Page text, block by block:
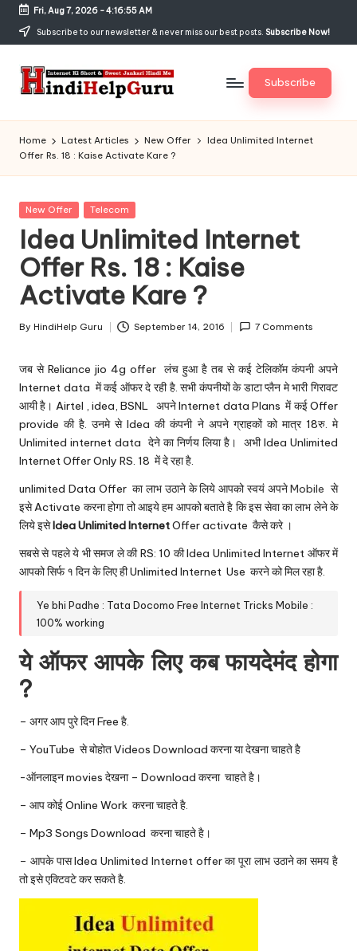
Skip
content
Fri, Aug 7, 2026-4:16:55 AM
Subscribe to our newsletter & never miss our best posts. Subscribe Now!
H
in
di
H
el
p
G
u
r
u.
c
o
m
Jankari
Hindi
me
Subscribe
Home Latest Articles New Offer
Idea Unlimited Internet
Offer Rs. 18 : Kaise Activate Kare ?
Posted
New Offer Telecom
Idea Unlimited Internet
Offer Rs. 18 : Kaise
Activate Kare ?
Posted
By HindiHelp Guru September 14, 2016 7 Comments
जब से Reliance jio 4g offer लंच हुआ है तब से कई टेलिकॉम कंपनी अपने
Internet data में कई ऑफर दे रही है. सभी कंपनीयों के डाटा प्लैन मे भारी गिरावट
आयी है। Airtel , idea, BSNL अपनेInternet data Plans में कई Offer
provide की है. उनमे से Idea की कंपनी ने अपने ग्राहकों को मात्र 18रु. मे
Unlimited internet data देने का निर्णय लिया है। अभी Idea Unlimited
Internet Offer Only RS. 18 में दे रहा है.
unlimited Data Offer का लाभ उठाने के लिये आपको स्वयं अपनेMobileसे
इसे Activate करना होगा तो आइये हम आपको बताते है कि इस सेवा का लाभ लेने के
लिये इसेIdea Unlimited InternetOffer activate कैसे करे ।
सबसे से पहले ये भी समज ले की RS: 10 की Idea Unlimited Internet ऑफर में
आपको सिर्फ १ दिन के लिए ही Unlimited Internet Use करने को मिल रहा है.
Ye bhi Padhe : Tata Docomo Free Internet Tricks Mobile :
100% working
ये ऑफर आपके लिए कब फायदेमंद होगा
?
– अगर आप पुरे दिन Free है.
– YouTube से बोहोतVideos Download करना या देखना चाहते है
-ऑनलाइन movies देखना – Download करना चाहते है।
– आप कोई Online Work करना चाहते है.
– Mp3 Songs Download करना चाहते है।
– आपके पास Idea Unlimited Internet offer का पूरा लाभ उठाने का समय है
तो इसे एक्टिवटे कर सकते है.